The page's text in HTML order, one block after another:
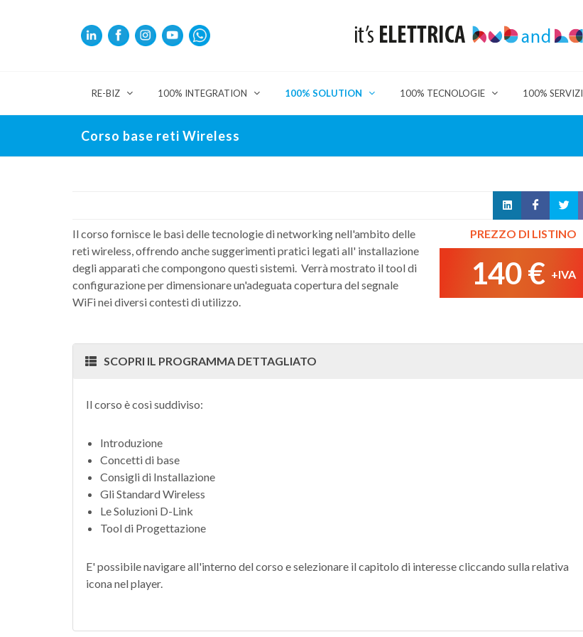
RE-BIZ 100% INTEGRATION 100% SOLUTION 100% TECNOLOGIE 100% SERVIZI
Corso base reti Wireless
Il corso fornisce le basi delle tecnologie di networking nell'ambito delle
reti wireless, offrendo anche suggerimenti pratici legati all' installazione
degli apparati che compongono questi sistemi. Verrà mostrato il tool di
configurazione per dimensionare un'adeguata copertura del segnale
WiFi nei diversi contesti di utilizzo.
PREZZO DI LISTINO
140 € +IVA
SCOPRI IL PROGRAMMA DETTAGLIATO
Il corso è così suddiviso:
Introduzione
Concetti di base
Consigli di Installazione
Gli Standard Wireless
Le Soluzioni D-Link
Tool di Progettazione
E' possibile navigare all'interno del corso e selezionare il capitolo di interesse cliccando sulla relativa
icona nel player.